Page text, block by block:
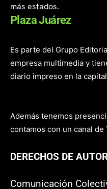
más estados.
Plaza Juárez
Es parte del Grupo
empresa multimedia y
diario impreso en la
Además tenemos
contamos con un canal de
DERECHOS DE
Comunicación